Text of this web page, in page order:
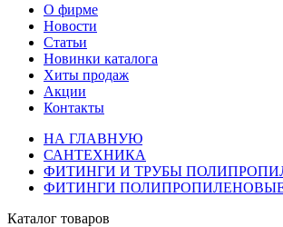
О фирме
Новости
Статьи
Новинки каталога
Хиты продаж
Акции
Контакты
НА ГЛАВНУЮ
САНТЕХНИКА
ФИТИНГИ И ТРУБЫ
ФИТИНГИ ПОЛИПРОПИЛЕНОВЫЕ
Каталог товаров